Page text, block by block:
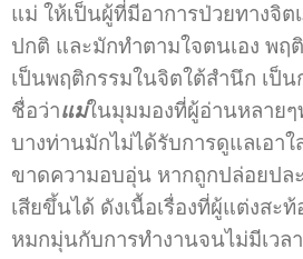
แม่ ให้เป็นผู้ที่มีอาการป่วยทางจิต
ปกติ และมักทำตามใจตนเอง พฤ
เป็นพฤติกรรมในจิตใต้สำนึก เป็
ชื่อว่าแม่ในมุมมองที่ผู้อ่านหลายๆ
บางท่านมักไม่ได้รับการดูแลเอา
ขาดความอบอุ่น หากถูกปล่อยปล
เสียขึ้นได้ ดังเนื้อเรื่องที่ผู้แต่งสะ
หมกมุ่นกับการทำงานจนไม่มีเวล